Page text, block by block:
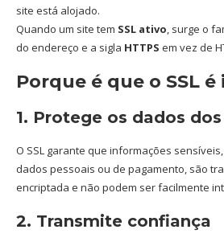
site está alojado.
Quando um site tem SSL ativo, surge o
do endereço e a sigla HTTPS em vez de
Porque é que o SSL
1. Protege os dados
O SSL garante que informações
dados pessoais ou de pagamento, são
encriptada e não podem ser facilmente
2. Transmite confiança